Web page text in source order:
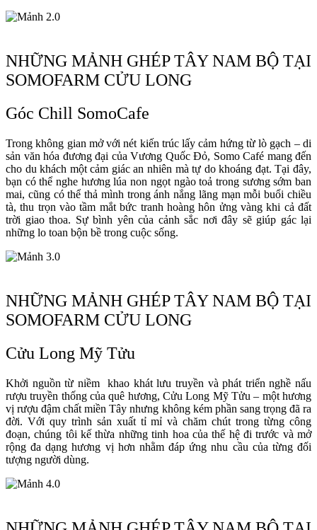
NHỮNG MẢNH GHÉP TÂY NAM BỘ TẠI
SOMOFARM CỬU LONG
Góc Chill SomoCafe
Trong không gian mở với nét kiến trúc lấy cảm hứng từ lò gạch – di
sản văn hóa đương đại của Vương Quốc Đỏ, Somo Café mang đến
cho du khách một cảm giác an nhiên mà tự do khoáng đạt. Tại đây,
bạn có thể nghe hương lúa non ngọt ngào toả trong sương sớm ban
mai, cũng có thể thả mình trong ánh nắng lãng mạn mỗi buổi chiều
tà, thu trọn vào tầm mắt bức tranh hoàng hôn ửng vàng khi cả đất
trời giao thoa. Sự bình yên của cảnh sắc nơi đây sẽ giúp gác lại
những lo toan bộn bề trong cuộc sống.
NHỮNG MẢNH GHÉP TÂY NAM BỘ TẠI
SOMOFARM CỬU LONG
Cửu Long Mỹ Tửu
Khởi nguồn từ niềm khao khát lưu truyền và phát triển nghề nấu
rượu truyền thống của quê hương, Cửu Long Mỹ Tửu – một hương
vị rượu đậm chất miền Tây nhưng không kém phần sang trọng đã ra
đời. Với quy trình sản xuất tỉ mỉ và chăm chút trong từng công
đoạn, chúng tôi kế thừa những tinh hoa của thế hệ đi trước và mở
rộng đa dạng hương vị hơn nhằm đáp ứng nhu cầu của từng đối
tượng người dùng.